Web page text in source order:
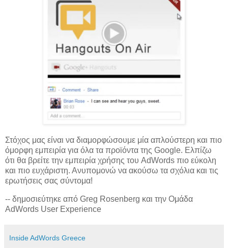
Στόχος μας είναι να διαμορφώσουμε μία απλούστερη και πιο
όμορφη εμπειρία για όλα τα προϊόντα της Google. Ελπίζω
ότι θα βρείτε την εμπειρία χρήσης του AdWords πιο εύκολη
και πιο ευχάριστη. Ανυπομονώ να ακούσω τα σχόλια και τις
ερωτήσεις σας σύντομα!
-- δημοσιεύτηκε από Greg Rosenberg και την Ομάδα
AdWords User Experience
Inside AdWords Greece